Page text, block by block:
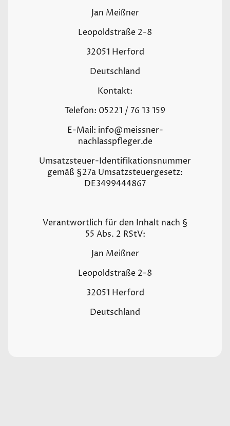
Jan Meißner
Leopoldstraße 2-8
32051 Herford
Deutschland
Kontakt:
Telefon: 05221 / 76 13 159
E-Mail: info@meissner-
nachlasspfleger.de
Umsatzsteuer-Identifikationsnummer
gemäß §27a Umsatzsteuergesetz:
DE3499444867
Verantwortlich für den Inhalt nach §
55 Abs. 2 RStV:
Jan Meißner
Leopoldstraße 2-8
32051 Herford
Deutschland